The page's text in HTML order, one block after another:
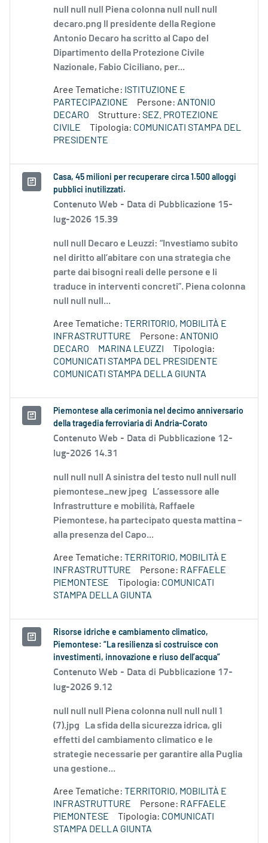
null null null Piena colonna null null null
decaro.png Il presidente della Regione
Antonio Decaro ha scritto al Capo del
Dipartimento della Protezione Civile
Nazionale, Fabio Ciciliano, per...
Aree Tematiche: ISTITUZIONE E
PARTECIPAZIONE
Persone: ANTONIO
DECARO
Strutture: SEZ. PROTEZIONE
CIVILE
Tipologia: COMUNICATI STAMPA DEL
PRESIDENTE
Casa, 45 milioni per recuperare circa 1.500 alloggi
pubblici inutilizzati.
Contenuto Web - Data di Pubblicazione 15-
lug-2026 15.39
null null Decaro e Leuzzi: “Investiamo subito
nel diritto all’abitare con una strategia che
parte dai bisogni reali delle persone e li
traduce in interventi concreti”. Piena colonna
null null null...
Aree Tematiche: TERRITORIO, MOBILITÀ E
INFRASTRUTTURE
Persone: ANTONIO
DECARO
MARINA LEUZZI
Tipologia:
COMUNICATI STAMPA DEL PRESIDENTE
COMUNICATI STAMPA DELLA GIUNTA
Piemontese alla cerimonia nel decimo anniversario
della tragedia ferroviaria di Andria-Corato
Contenuto Web - Data di Pubblicazione 12-
lug-2026 14.31
null null null A sinistra del testo null null null
piemontese_new jpeg L’assessore alle
Infrastrutture e mobilità, Raffaele
Piemontese, ha partecipato questa mattina –
alla presenza del Capo...
Aree Tematiche: TERRITORIO, MOBILITÀ E
INFRASTRUTTURE
Persone: RAFFAELE
PIEMONTESE
Tipologia: COMUNICATI
STAMPA DELLA GIUNTA
Risorse idriche e cambiamento climatico,
Piemontese: “La resilienza si costruisce con
investimenti, innovazione e riuso dell’acqua”
Contenuto Web - Data di Pubblicazione 17-
lug-2026 9.12
null null null Piena colonna null null null 1
(7).jpg La sfida della sicurezza idrica, gli
effetti del cambiamento climatico e le
strategie necessarie per garantire alla Puglia
una gestione...
Aree Tematiche: TERRITORIO, MOBILITÀ E
INFRASTRUTTURE
Persone: RAFFAELE
PIEMONTESE
Tipologia: COMUNICATI
STAMPA DELLA GIUNTA